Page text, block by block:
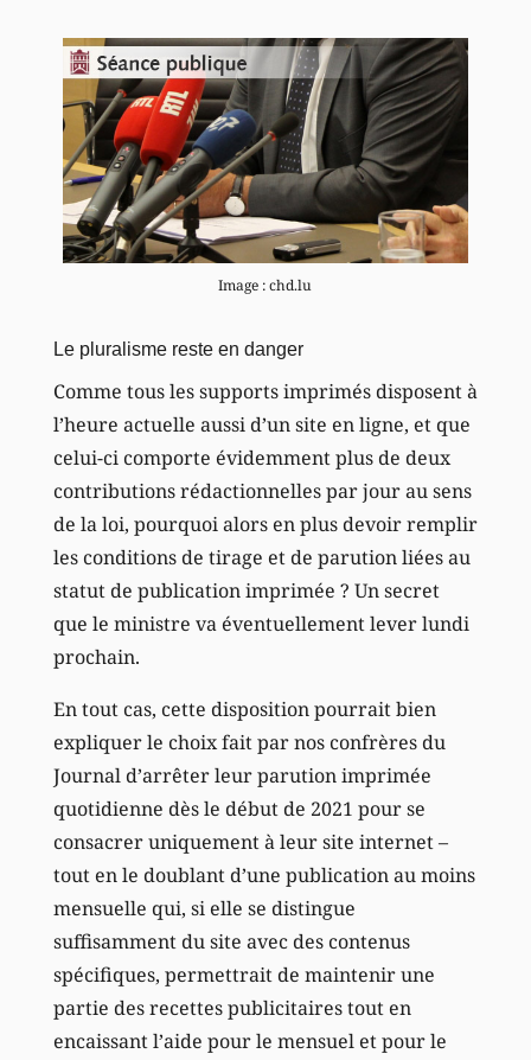
Image : chd.lu
Le pluralisme reste en danger
Comme tous les supports imprimés disposent à
l’heure actuelle aussi d’un site en ligne, et que
celui-ci comporte évidemment plus de deux
contributions rédactionnelles par jour au sens
de la loi, pourquoi alors en plus devoir remplir
les conditions de tirage et de parution liées au
statut de publication imprimée ? Un secret
que le ministre va éventuellement lever lundi
prochain.
En tout cas, cette disposition pourrait bien
expliquer le choix fait par nos confrères du
Journal d’arrêter leur parution imprimée
quotidienne dès le début de 2021 pour se
consacrer uniquement à leur site internet –
tout en le doublant d’une publication au moins
mensuelle qui, si elle se distingue
suffisamment du site avec des contenus
spécifiques, permettrait de maintenir une
partie des recettes publicitaires tout en
encaissant l’aide pour le mensuel et pour le